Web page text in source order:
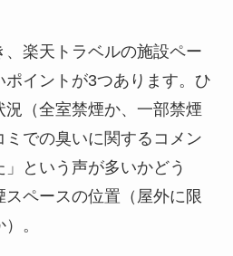
楽天トラベルの施設ペー
ポイントが3つあります。ひ
況（全室禁煙か、一部禁煙
での臭いに関するコメン
」という声が多いかどう
ペースの位置（屋外に限
。